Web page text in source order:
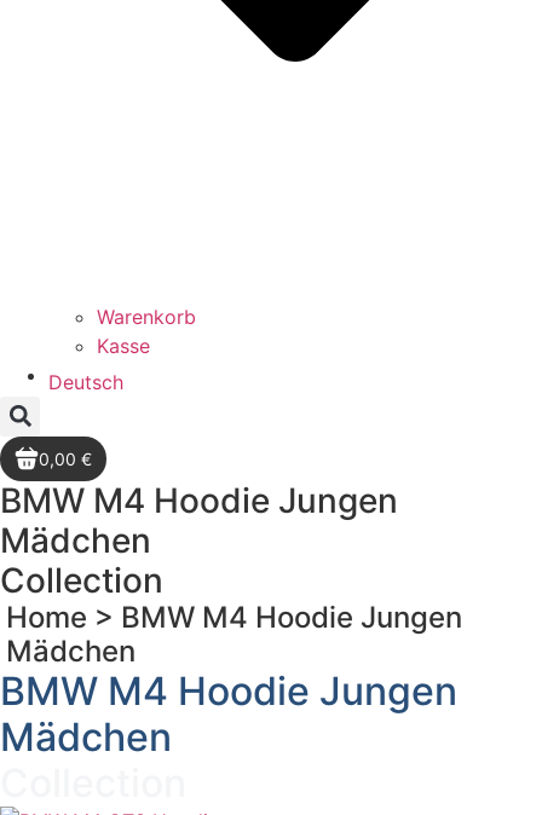
Warenkorb
Kasse
Deutsch
0,00 €
BMW M4 Hoodie Jungen
Mädchen
Collection
Home > BMW M4 Hoodie Jungen
Mädchen
BMW M4 Hoodie Jungen
Mädchen